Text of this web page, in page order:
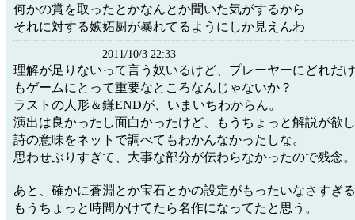
何かの賞を取ったとかなんとか聞いた気がするから
それに対する嫉妬厨が暴れてるようにしか見えんわ
2011/10/3 22:33
理解が足りないって言う奴いるけど、プレーヤーにどれだ
もゲームにとって重要なところなんじゃないか？
ラストの人形＆鎌ENDが、いまいちわからん。
演出は良かったし面白かったけど、もうちょっと解説が欲
詩の意味をネットで調べてもわかんなかったしな。
思わせぶりすぎて、大事な部分が伝わらなかったので残念。
あと、確かに蒼淵とか宝石とかの設定がもったいなさすぎ
もうちょっと時間かけてたら名作になってたと思う。